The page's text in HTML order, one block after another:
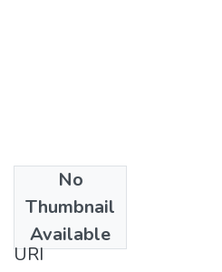
No
Thumbnail
Available
1990
URI